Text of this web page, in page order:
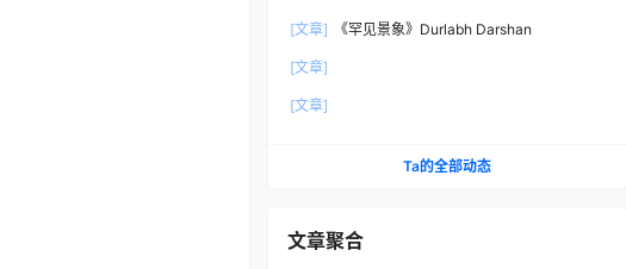
[文章] 《罕见景象》Durlabh Darshan
[文章]
[文章]
Ta的全部动态
文章聚合